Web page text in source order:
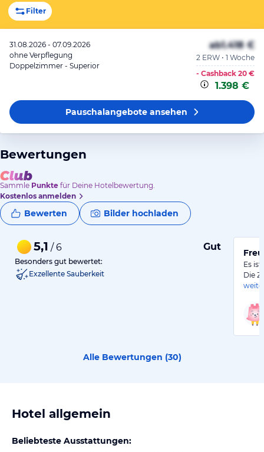
Filter
31.08.2026 - 07.09.2026
ohne Verpflegung
Doppelzimmer - Superior
ab1.418 €
2 ERW • 1 Woche
- Cashback 20 €
1.398 €
Pauschalangeboteansehen
Bewertungen
Sammle Punkte für Deine Hotelbewertung.
Kostenlos anmelden
Bewerten Bilder hochladen
5,1 / 6 Gut
Besonders gut bewertet:
Exzellente Sauberkeit
Es
Die
Alle Bewertungen (30)
Hotel allgemein
Beliebteste Ausstattungen: